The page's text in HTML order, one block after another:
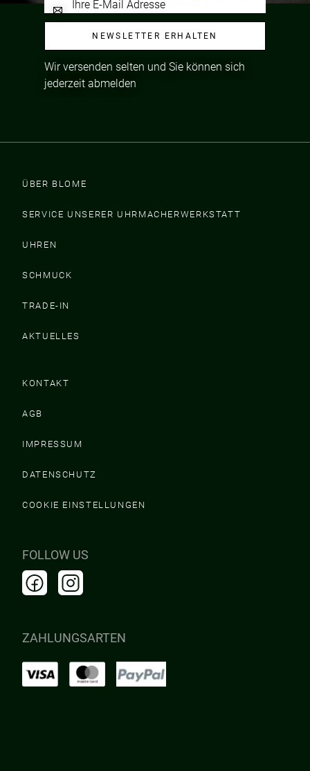
NEWSLETTER ERHALTEN
Wir versenden selten und Sie können sich
jederzeit abmelden
ÜBER BLOME
SERVICE UNSERER UHRMACHERWERKSTATT
UHREN
SCHMUCK
TRADE-IN
AKTUELLES
KONTAKT
AGB
IMPRESSUM
DATENSCHUTZ
COOKIE EINSTELLUNGEN
FOLLOW US
ZAHLUNGSARTEN